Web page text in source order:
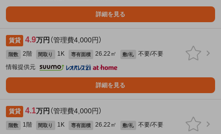
詳細を見る
賃貸 4.9万円 （管理費4,000円）
階数 2階 間取り 1K 専有面積 26.22㎡ 敷/礼
不要/不要
情報提供元
詳細を見る
賃貸 4.1万円 （管理費4,000円）
階数 1階 間取り 1K 専有面積 26.22㎡ 敷/礼
不要/不要